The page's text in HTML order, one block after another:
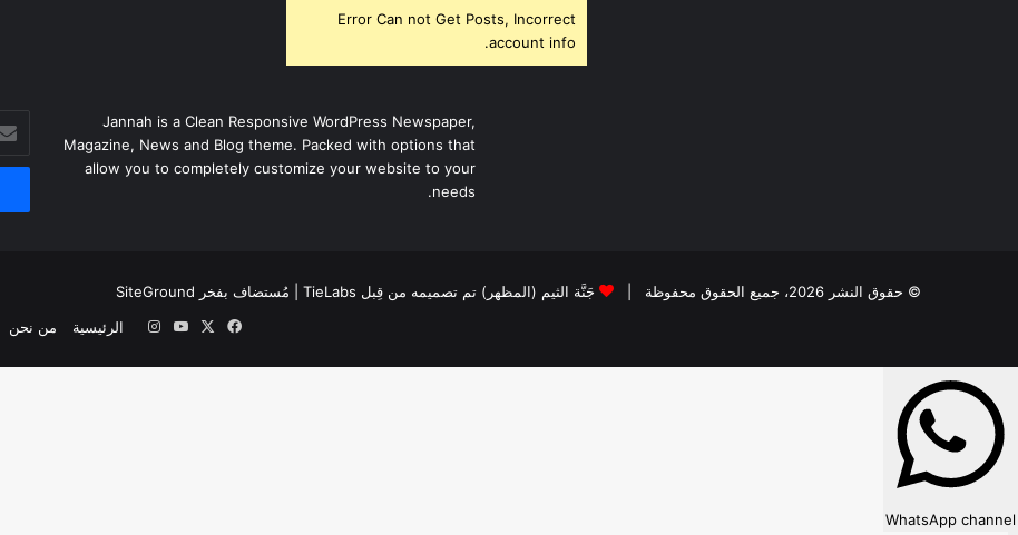
Error Can not Get Posts, Incorrect
account info.
Jannah is a Clean Responsive WordPress Newspaper,
Magazine, News and Blog theme. Packed with options that
allow you to completely customize your website to your
needs.
© حقوق النشر 2026، جميع الحقوق محفوظة | جَنَّة الثيم (المظهر) تم تصميمه من قِبل TieLabs | مُستضاف بفخر SiteGround
الرئيسية
من نحن فيسبوك ‫YouTube
انستقرام
WhatsApp channel